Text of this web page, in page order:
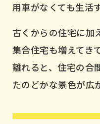
用車がなくても生活
古くからの住宅に加
集合住宅も増えてき
離れると、住宅の合
たのどかな景色が広